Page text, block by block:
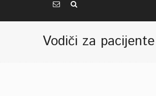
Vodiči za pacijente